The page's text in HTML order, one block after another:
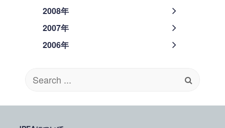
2008年
2007年
2006年
for: